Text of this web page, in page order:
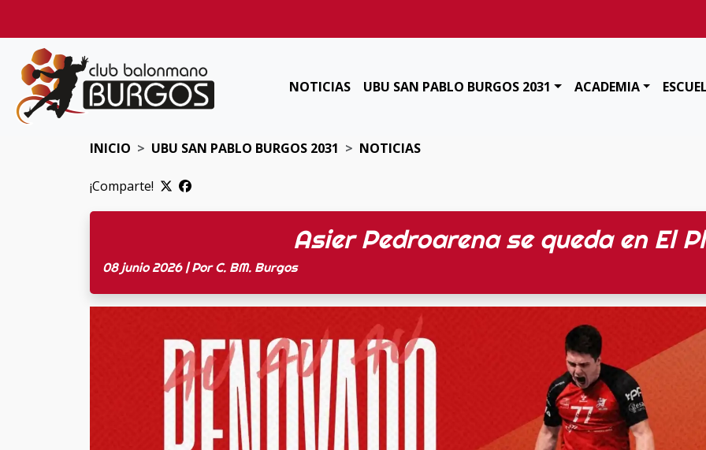
NOTICIAS UBU SAN PABLO BURGOS 2031 ACADEMIA
INICIO UBU SAN PABLO BURGOS 2031 NOTICIAS
¡Comparte!
Asier Pedroarena se queda en El
08 junio 2026 | Por C. BM. Burgos